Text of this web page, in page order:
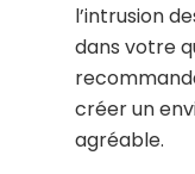
l’intrusion
dans votre
créer un
agréable.